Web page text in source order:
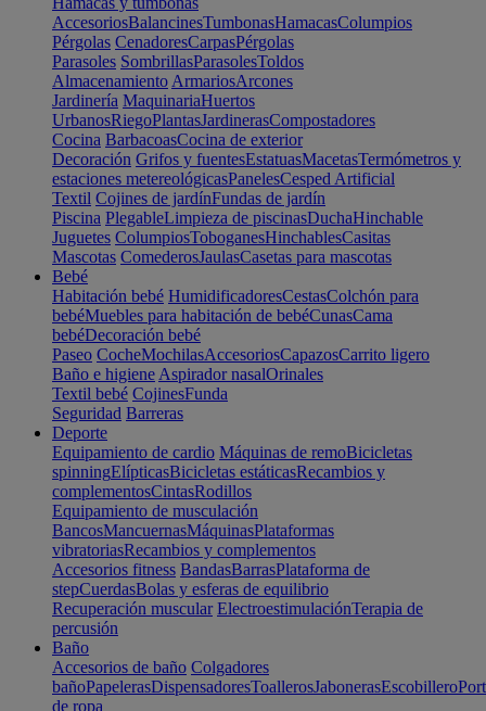
AccesoriosBalancinesTumbonasHamacasColumpios
Pérgolas CenadoresCarpasPérgolas
Parasoles SombrillasParasolesToldos
Almacenamiento ArmariosArcones
Jardinería MaquinariaHuertos
UrbanosRiegoPlantasJardinerasCompostadores
Cocina BarbacoasCocina de exterior
Decoración Grifos y fuentesEstatuasMacetasTermómetros y
estaciones metereológicasPanelesCesped Artificial
Textil Cojines de jardínFundas de jardín
Piscina PlegableLimpieza de piscinasDuchaHinchable
Juguetes ColumpiosToboganesHinchablesCasitas
Mascotas ComederosJaulasCasetas para mascotas
Bebé
Habitación bebé HumidificadoresCestasColchón para
bebéMuebles para habitación de bebéCunasCama
bebéDecoración bebé
Paseo CocheMochilasAccesoriosCapazosCarrito ligero
Baño e higiene Aspirador nasalOrinales
Textil bebé CojinesFunda
Seguridad Barreras
Deporte
Equipamiento de cardio Máquinas de remoBicicletas
spinningElípticasBicicletas estáticasRecambios y
complementosCintasRodillos
Equipamiento de musculación
BancosMancuernasMáquinasPlataformas
vibratoriasRecambios y complementos
Accesorios fitness BandasBarrasPlataforma de
stepCuerdasBolas y esferas de equilibrio
Recuperación muscular ElectroestimulaciónTerapia de
percusión
Baño
Accesorios de baño Colgadores
bañoPapelerasDispensadoresToallerosJabonerasEscobillero
de ropa